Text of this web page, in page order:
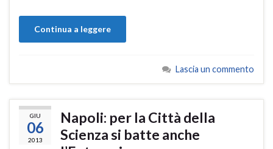
Continua a leggere
Lascia un commento
GIU
06
2013
Napoli: per la Città della
Scienza si batte anche